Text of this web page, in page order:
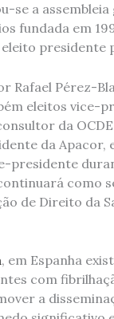
se a
fundada em
presidente
Rafael Pérez-
eleitos vice-
da
da Apacor,
presidente
como
de Direito da
, em Espanha
com
a